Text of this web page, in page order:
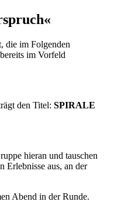
die im Folgenden
im Vorfeld
den Titel: SPIRALE
hieran und tauschen
Erlebnisse aus, an der
Abend in der Runde.